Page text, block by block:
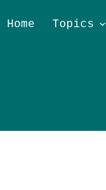
Home Topics